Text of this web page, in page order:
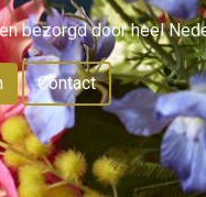
bezorgd door heel
Contact